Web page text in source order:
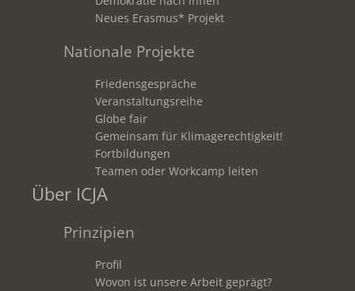
Neues Erasmus* Projekt
Nationale Projekte
Friedensgespräche
Veranstaltungsreihe
Globe fair
Gemeinsam für Klimagerechtigkeit!
Fortbildungen
Teamen oder Workcamp leiten
Über ICJA
Prinzipien
Profil
Wovon ist unsere Arbeit geprägt?